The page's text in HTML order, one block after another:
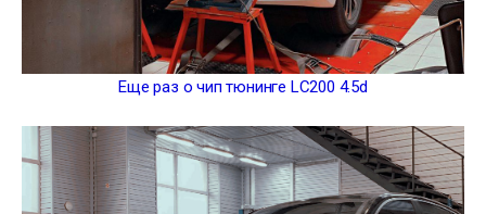
Еще раз о чип тюнинге LC200 4.5d